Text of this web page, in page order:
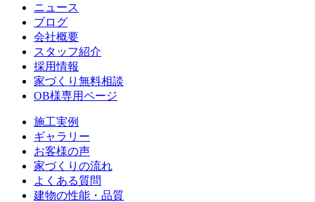
ニュース
ブログ
会社概要
スタッフ紹介
採用情報
家づくり無料相談
OB様専用ページ
施⼯実例
ギャラリー
お客様の声
家づくりの流れ
よくある質問
建物の性能・品質